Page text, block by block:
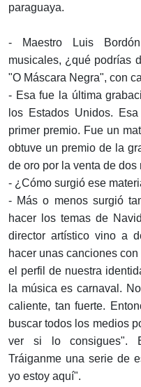
paraguaya.
- Maestro Luis
musicales, ¿qué podrías
"O Máscara Negra", con
- Esa fue la última
los Estados Unidos.
primer premio. Fue un
obtuve un premio de la
de oro por la venta de
- ¿Cómo surgió ese
- Más o menos surgió
hacer los temas de
director artístico vino a
hacer unas canciones
el perfil de nuestra
la música es carnaval.
caliente, tan fuerte.
buscar todos los medios
ver si lo consigues".
Tráiganme una serie de
yo estoy aquí".